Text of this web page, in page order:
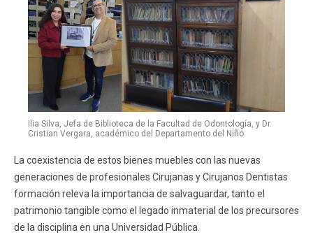
Ilia Silva, Jefa de Biblioteca de la Facultad de Odontología, y Dr.
Cristian Vergara, académico del Departamento del Niño
La coexistencia de estos bienes muebles con las nuevas
generaciones de profesionales Cirujanas y Cirujanos Dentistas
formación releva la importancia de salvaguardar, tanto el
patrimonio tangible como el legado inmaterial de los precursores
de la disciplina en una Universidad Pública.